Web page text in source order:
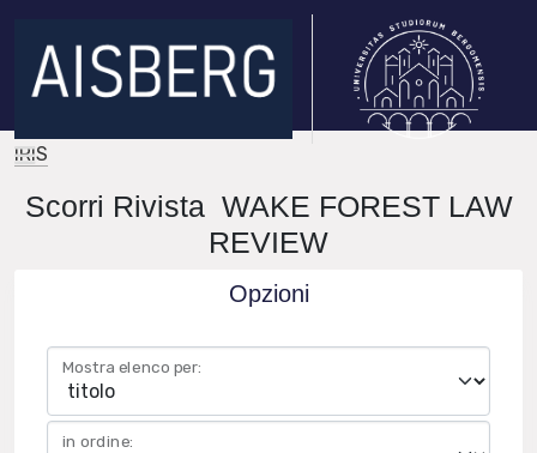
IRIS
Scorri Rivista WAKE FOREST LAW
REVIEW
Opzioni
Mostra elenco per:
in ordine: